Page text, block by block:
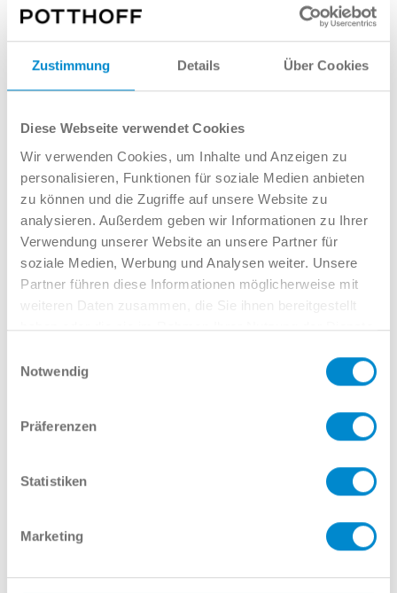
Zustimmung Details Über Cookies
Diese Webseite verwendet Cookies
Wir verwenden Cookies, um Inhalte und Anzeigen zu
personalisieren, Funktionen für soziale Medien anbieten
zu können und die Zugriffe auf unsere Website zu
analysieren. Außerdem geben wir Informationen zu Ihrer
Verwendung unserer Website an unsere Partner für
soziale Medien, Werbung und Analysen weiter. Unsere
Partner führen diese Informationen möglicherweise mit
weiteren Daten zusammen, die Sie ihnen bereitgestellt
haben oder die sie im Rahmen Ihrer Nutzung der Dienste
Notwendig
Präferenzen
Statistiken
Marketing
Lars Linkamp
Verkauf GW
02381 7998-522
llinkamp@potthoff.de
Oder gern direkt per Mail oder
Telefon:
E-Mail